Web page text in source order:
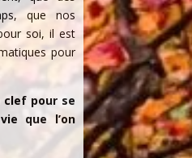
que nos
soi, il est
pour
clef pour se
que l’on